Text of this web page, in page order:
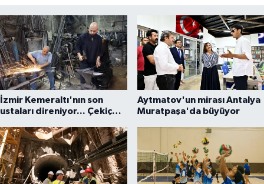
İzmir Kemeraltı'nın son
ustaları direniyor... Çekiç
Aytmatov'un mirası Antalya
Muratpaşa'da büyüyor